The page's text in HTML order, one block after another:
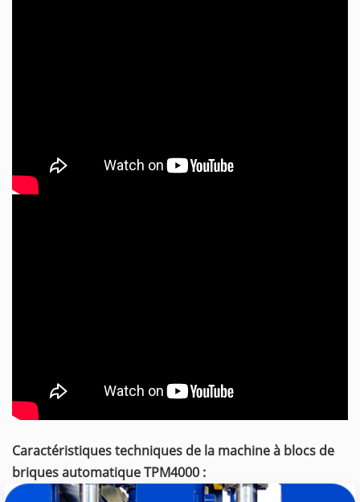
Caractéristiques techniques de la machine à blocs de
briques automatique TPM4000 :